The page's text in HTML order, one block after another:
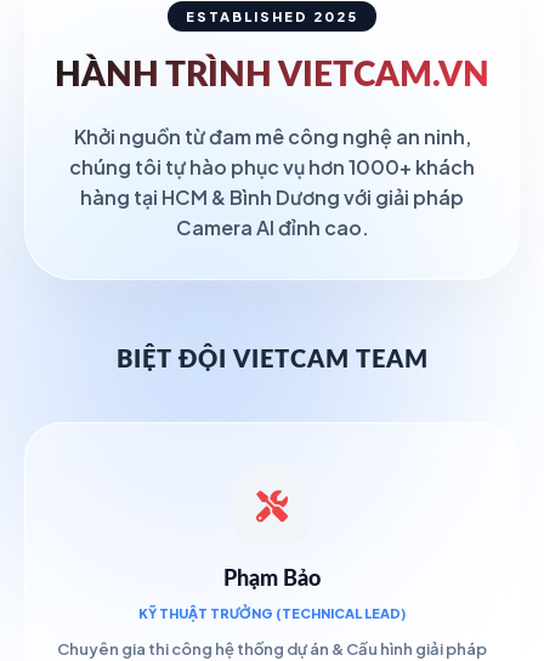
ESTABLISHED 2025
HÀNH TRÌNH VIETCAM.VN
Khởi nguồn từ đam mê công nghệ an ninh,
chúng tôi tự hào phục vụ hơn 1000+ khách
hàng tại HCM & Bình Dương với giải pháp
Camera AI đỉnh cao.
BIỆT ĐỘI VIETCAM TEAM
Phạm Bảo
KỸ THUẬT TRƯỞNG (TECHNICAL LEAD)
Chuyên gia thi công hệ thống dự án & Cấu hình giải pháp